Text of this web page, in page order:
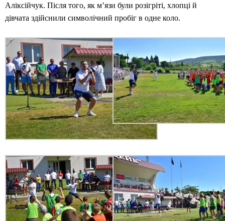
Аліксійчук. Після того, як м’язи були розігріті, хлопці й
дівчата здійснили символічний пробіг в одне коло.